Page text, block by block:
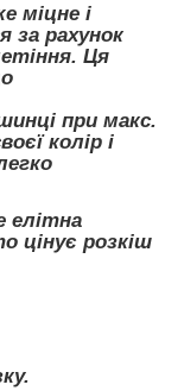
міцне і
за рахунок
Ця
при макс.
колір і
елітна
цінує розкіш